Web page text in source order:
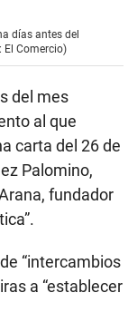
días antes del
Comercio)
del mes
al que
carta del 26 de
Palomino,
fundador
“intercambios
a “establecer